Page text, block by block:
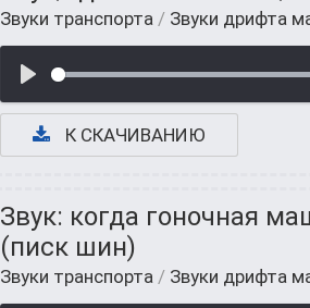
Звуки транспорта / Звуки дрифта
К СКАЧИВАНИЮ
Звук: когда гоночная
(писк шин)
Звуки транспорта / Звуки дрифта